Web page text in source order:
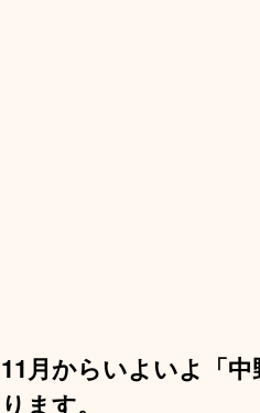
11月からいよいよ「
ります。